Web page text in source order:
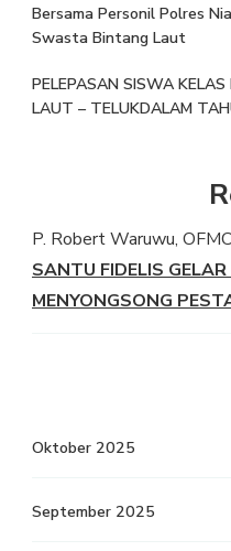
Bersama Personil Polres
Swasta Bintang Laut
PELEPASAN SISWA
LAUT – TELUKDALAM
P. Robert Waruwu,
SANTU FIDELIS
MENYONGSONG
Oktober 2025
September 2025